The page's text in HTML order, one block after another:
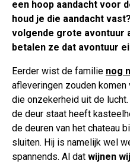
een hoop aandacht voor
houd je die aandacht
volgende grote avontuur
betalen ze dat avontuur
Eerder wist de familie nog
afleveringen zouden komen
die onzekerheid uit de
de deur staat heeft
de deuren van het chateau
sluiten. Hij is namelijk wel
spannends. Al dat wijnen